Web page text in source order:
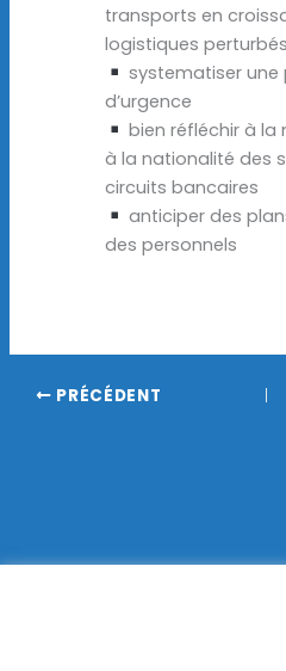
transports en
logistiques perturbés
systematiser
d’urgence
bien réfléchir à la
à la nationalité des
circuits bancaires
anticiper des
des personnels
PRÉCÉDENT